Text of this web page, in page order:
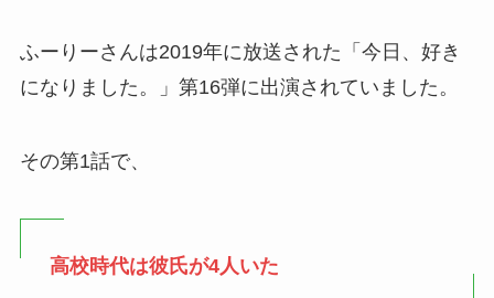
ふーりーさんは2019年に放送された「今日、好き
になりました。」第16弾に出演されていました。
その第1話で、
高校時代は彼氏が4人いた